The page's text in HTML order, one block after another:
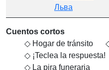
Льва
Cuentos cortos
Hogar de tránsito
¡Teclea la respuesta!
La pira funeraria